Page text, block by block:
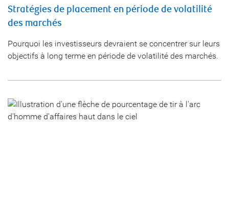
Stratégies de placement en période de volatilité
des marchés
Pourquoi les investisseurs devraient se concentrer sur leurs
objectifs à long terme en période de volatilité des marchés.